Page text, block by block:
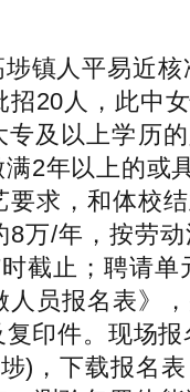
人平易近核
20人，此中
及以上学历
满2年以上的
求，和体校
万/年，按劳
截止；聘请
员报名表》
印件。现场
)，下载报名